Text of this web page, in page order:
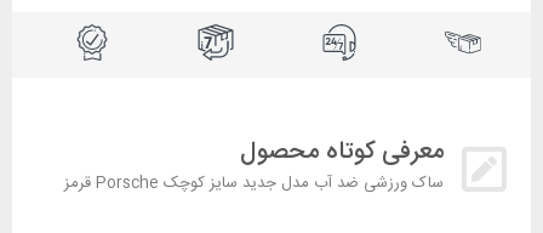
معرفی کوتاه محصول
ساک ورزشی ضد آب مدل جدید سایز کوچک Porsche قرمز